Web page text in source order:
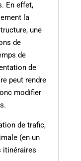
En effet,
la
une
de
de
de
peut rendre
modifier
de trafic,
(en un
itinéraires